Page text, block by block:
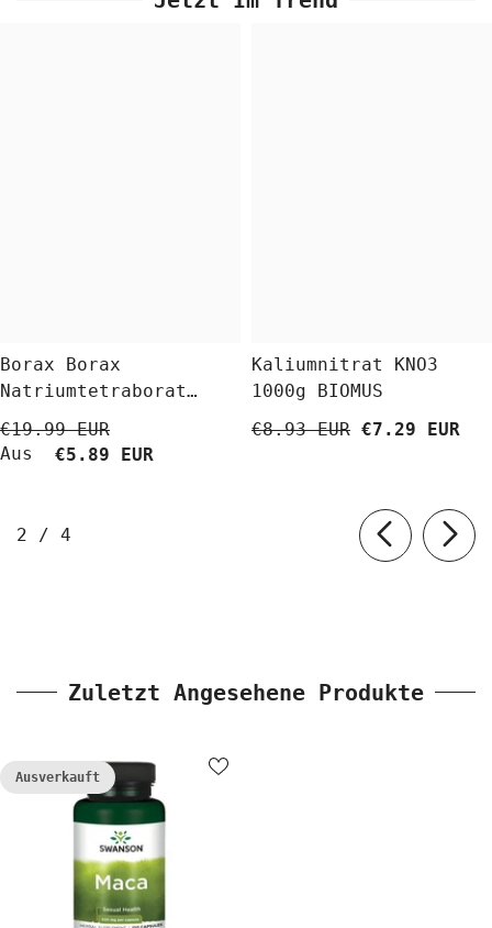
Borax Borax
Natriumtetraborat
Decahydrat 5 Kg
BioLaboratorium
€19.99 EUR
Aus
€5.89 EUR
Kaliumnitrat KNO3
1000g BIOMUS
€8.93 EUR €7.29 EUR
2 / von
4
Zuletzt Angesehene Produkte
Ausverkauft